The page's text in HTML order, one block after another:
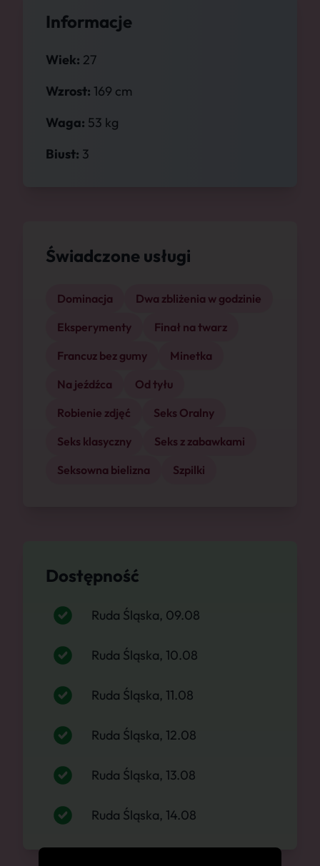
Informacje
Wiek: 27
Wzrost: 169 cm
Waga: 53 kg
Biust: 3
Świadczone usługi
Dominacja
Dwa zbliżenia w godzinie
Eksperymenty
Finał na twarz
Francuz bez gumy
Minetka
Na jeźdźca
Od tyłu
Robienie zdjęć
Seks Oralny
Seks klasyczny
Seks z zabawkami
Seksowna bielizna
Szpilki
Dostępność
Ruda Śląska, 09.08
Ruda Śląska, 10.08
Ruda Śląska, 11.08
Ruda Śląska, 12.08
Ruda Śląska, 13.08
Ruda Śląska, 14.08